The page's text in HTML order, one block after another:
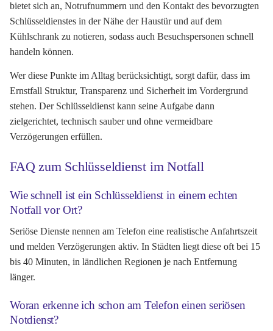
bietet sich an, Notrufnummern und den Kontakt des bevorzugten
Schlüsseldienstes in der Nähe der Haustür und auf dem
Kühlschrank zu notieren, sodass auch Besuchspersonen schnell
handeln können.
Wer diese Punkte im Alltag berücksichtigt, sorgt dafür, dass im
Ernstfall Struktur, Transparenz und Sicherheit im Vordergrund
stehen. Der Schlüsseldienst kann seine Aufgabe dann
zielgerichtet, technisch sauber und ohne vermeidbare
Verzögerungen erfüllen.
FAQ zum Schlüsseldienst im Notfall
Wie schnell ist ein Schlüsseldienst in einem echten
Notfall vor Ort?
Seriöse Dienste nennen am Telefon eine realistische Anfahrtszeit
und melden Verzögerungen aktiv. In Städten liegt diese oft bei 15
bis 40 Minuten, in ländlichen Regionen je nach Entfernung
länger.
Woran erkenne ich schon am Telefon einen seriösen
Notdienst?